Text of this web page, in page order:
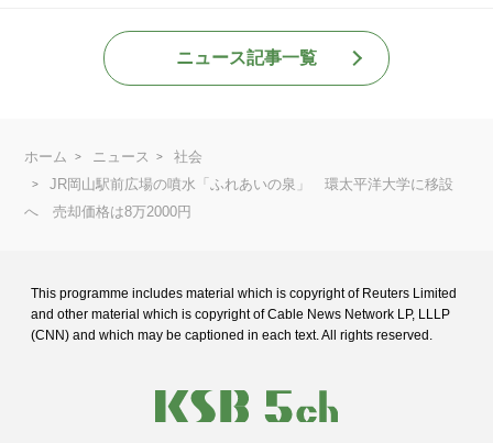
ニュース記事一覧
ホーム ニュース
社会
JR岡山駅前広場の噴水「ふれあいの泉」 環太平洋大学に移設
へ 売却価格は8万2000円
This programme includes material which is copyright of Reuters Limited
and other material which is copyright of Cable News Network LP, LLLP
(CNN) and which may be captioned in each text. All rights reserved.